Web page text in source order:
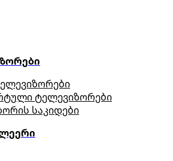
ტელევიზორები
საკიდები